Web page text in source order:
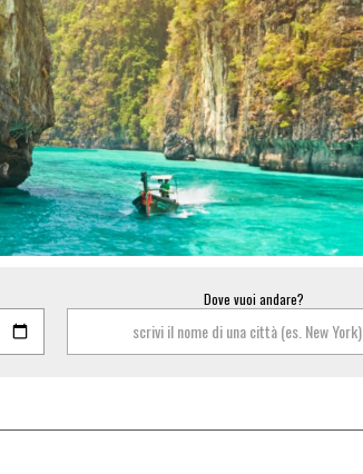
Dove vuoi andare?
scrivi il nome di una città (es. New York)